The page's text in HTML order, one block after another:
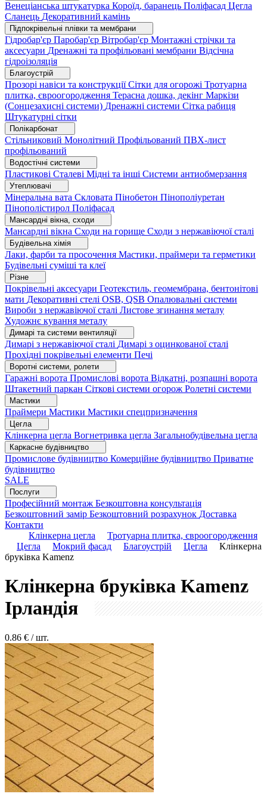
Венеціанська штукатурка Короїд, баранець Поліфасад Цегла
Сланець Декоративний камінь
Підпокрівельні плівки та мембрани
Гідробар'єр Паробар'єр Вітробар'єр Монтажні стрічки та
аксесуари Дренажні та профільовані мембрани Відсічна
гідроізоляція
Благоустрій
Прозорі навіси та конструкціїСітки для огорожі Тротуарна
плитка, євроогородження Терасна дошка, декінг Маркізи
(Сонцезахисні системи) Дренажні системи Сітка рабиця
Штукатурні сітки
Полікарбонат
Стільниковий Монолітний Профільований ПВХ-лист
профільований
Водостічні системи
Пластикові Сталеві Мідні та інші Системи антиобмерзання
Утеплювачі
Мінеральна вата Скловата Пінобетон Пінополіуретан
Пінополістирол Поліфасад
Мансардні вікна, сходи
Мансардні вікна Сходи на горище Сходи з нержавіючої сталі
Будівельна хімія
Лаки, фарби та просочення Мастики, праймери та герметики
Будівельні суміші та клеї
Різне
Покрівельні аксесуари Геотекстиль, геомембрана, бентонітові
мати Декоративні стелі OSB, QSB Опалювальні системи
Вироби з нержавіючої сталі Листове згинання металу
Художнє кування металу
Димарі та системи вентиляції
Димарі з нержавіючої сталі Димарі з оцинкованої сталі
Прохідні покрівельні елементи Печі
Воротні системи, ролети
Гаражні ворота Промислові ворота Відкатні, розпашні ворота
Штакетний паркан Сіткові системи огорож Ролетні системи
Мастики
Праймери Мастики Мастики спецпризначення
Цегла
Клінкерна цегла Вогнетривка цегла Загальнобудівельна цегла
Каркасне будівництво
Промислове будівництво Комерційне будівництво Приватне
будівництво
SALE
Послуги
Професійний монтаж Безкоштовна консультація
Безкоштовний замір Безкоштовний розрахунок Доставка
Контакти
Клінкерна цегла
Тротуарна плитка, євроогородження
Цегла
Мокрий фасад Благоустрій Цегла
Клінкерна
бруківка Kamenz
Клінкерна бруківка Kamenz
Ірландія
0.86 € / шт.